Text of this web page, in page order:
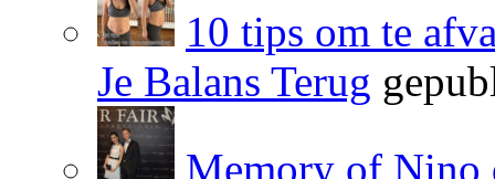
10 tips om te
Je Balans Terug
Memory of Nino